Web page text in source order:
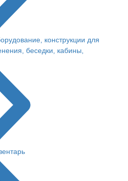
конструкции для
беседки, кабины,